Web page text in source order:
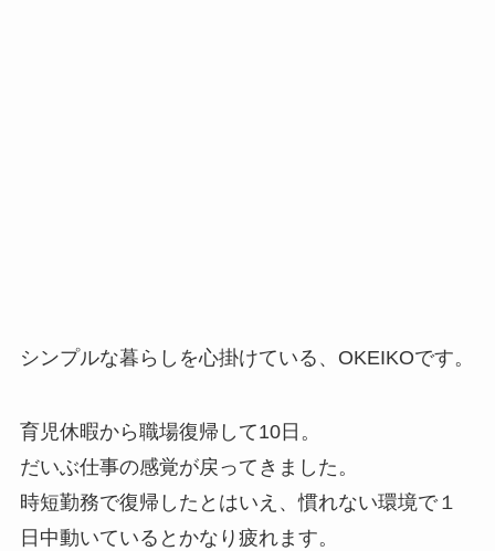
シンプルな暮らしを心掛けている、OKEIKOです。
育児休暇から職場復帰して10日。
だいぶ仕事の感覚が戻ってきました。
時短勤務で復帰したとはいえ、慣れない環境で１
日中動いているとかなり疲れます。